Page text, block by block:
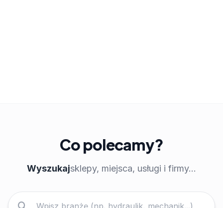
Co polecamy?
Wyszukajsklepy, miejsca, usługi i firmy...